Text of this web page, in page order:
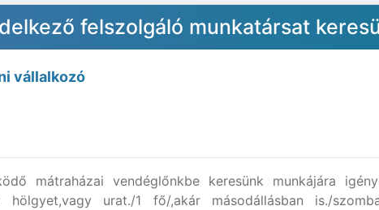
felszolgáló munkatársat
vállalkozó
mátraházai vendéglőnkbe keresünk munkájára
hölgyet,vagy urat./1 fő/,akár másodállásban is./